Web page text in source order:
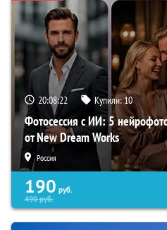
20:08:21 Купили:10
Фотосессия с ИИ: 5
от New Dream Works
Россия
190 руб.
490руб.